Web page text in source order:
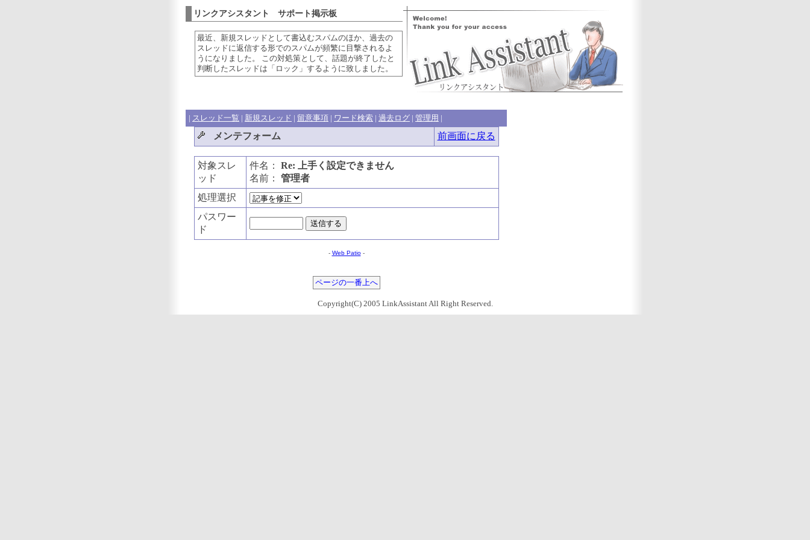
リンクアシスタント サポート掲示板
最近、新規スレッドとして書込むスパムのほか、過去の
スレッドに返信する形でのスパムが頻繁に目撃されるよ
うになりました。 この対処策として、話題が終了したと
判断したスレッドは「ロック」するように致しました。
| スレッド一覧 | 新規スレッド | 留意事項 | ワード検索 | 過去ログ | 管理用 |
メンテフォーム 前画面に戻る
対象スレ
ッド
件名： Re: 上手く設定できません
名前： 管理者
処理選択
パスワー
ド
- Web Patio-
ページの一番上へ
Copyright(C) 2005 LinkAssistant All Right Reserved.